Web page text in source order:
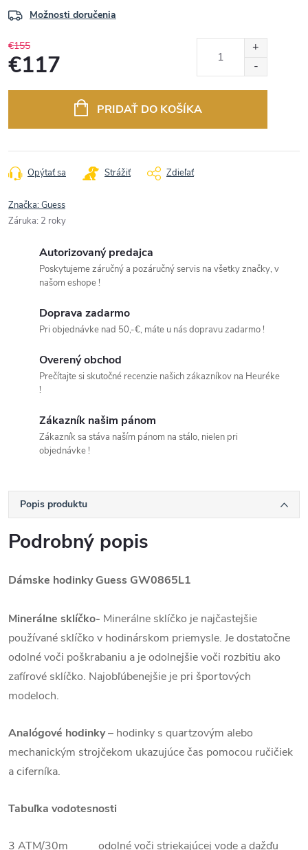
Možnosti doručenia
€155
€117
PRIDAŤ DO KOŠÍKA
Opýtať sa Strážiť Zdieľať
Značka:Guess
Záruka: 2 roky
Autorizovaný predajca
Poskytujeme záručný a pozáručný servis na všetky značky, v
našom eshope !
Doprava zadarmo
Pri objednávke nad 50,-€, máte u nás dopravu zadarmo !
Overený obchod
Prečítajte si skutočné recenzie našich zákazníkov na Heuréke
!
Zákazník našim pánom
Zákazník sa stáva naším pánom na stálo, nielen pri
objednávke !
Popis produktu
Podrobný popis
Dámske hodinky Guess GW0865L1
Minerálne sklíčko- Minerálne sklíčko je najčastejšie
používané sklíčko v hodinárskom priemysle. Je dostatočne
odolné voči poškrabaniu a je odolnejšie voči rozbitiu ako
zafírové sklíčko. Najobľúbenejšie je pri športových
modeloch.
Analógové hodinky– hodinky s quartzovým alebo
mechanickým strojčekom ukazujúce čas pomocou ručičiek
a ciferníka.
Tabuľka vodotesnosti
3 ATM/30m odolné voči striekajúcej vode a dažďu